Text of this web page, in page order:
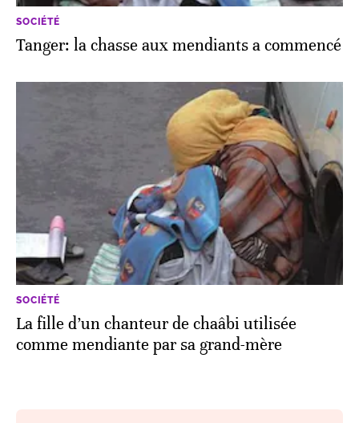
SOCIÉTÉ
Tanger: la chasse aux mendiants a commencé
SOCIÉTÉ
La fille d’un chanteur de chaâbi utilisée
comme mendiante par sa grand-mère